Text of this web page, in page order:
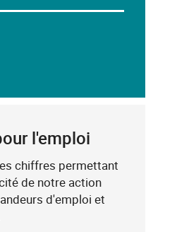
l'emploi
chiffres permettant
de notre action
d'emploi et